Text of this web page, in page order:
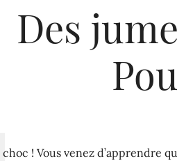
Des
choc ! Vous venez d’apprendre